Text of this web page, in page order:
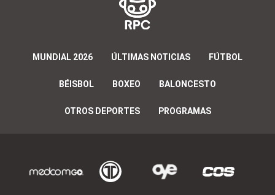
MUNDIAL 2026 ÚLTIMAS NOTICIAS FÚTBOL
BÉISBOL BOXEO BALONCESTO
OTROS DEPORTES PROGRAMAS